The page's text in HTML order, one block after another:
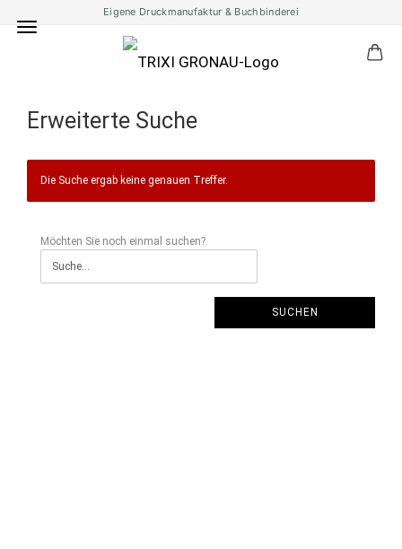
Eigene Druckmanufaktur & Buchbinderei
Erweiterte Suche
Die Suche ergab keine genauen Treffer.
Möchten Sie noch einmal suchen?
SUCHEN